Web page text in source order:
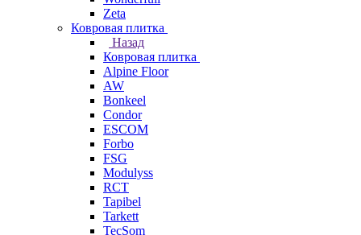
Zeta
Ковровая плитка
Назад
Ковровая плитка
Alpine Floor
AW
Bonkeel
Condor
ESCOM
Forbo
FSG
Modulyss
RCT
Tapibel
Tarkett
TecSom